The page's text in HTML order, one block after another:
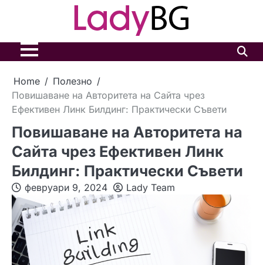
Home
Полезно
Повишаване на Авторитета на Сайта чрез
Ефективен Линк Билдинг: Практически Съвети
Повишаване на Авторитета на
Сайта чрез Ефективен Линк
Билдинг: Практически Съвети
февруари 9, 2024 Lady Team